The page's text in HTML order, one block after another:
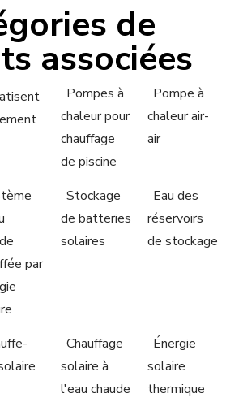
de
associées
Pompes à
chaleur pour
chauffage
de piscine
Pompe à
chaleur air-
air
par
Stockage
de batteries
solaires
Eau des
réservoirs
de stockage
Chauffage
solaire à
l'eau chaude
Énergie
solaire
thermique